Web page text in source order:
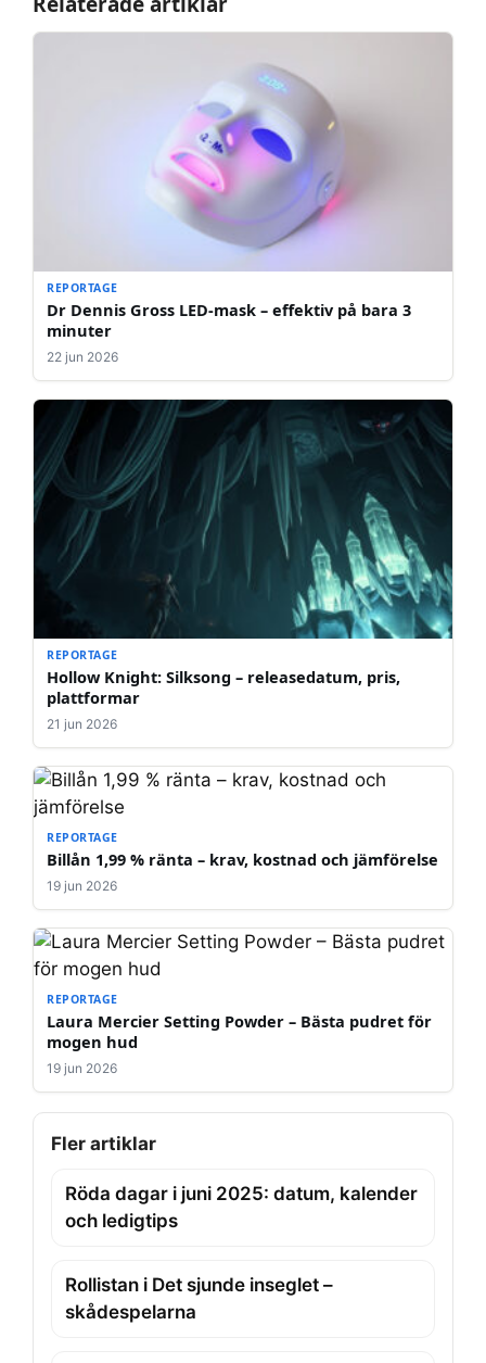
REPORTAGE
Dr Dennis Gross LED-mask – effektiv på bara 3
minuter
22 jun 2026
REPORTAGE
Hollow Knight: Silksong – releasedatum, pris,
plattformar
21 jun 2026
REPORTAGE
Billån 1,99 % ränta – krav, kostnad och jämförelse
19 jun 2026
REPORTAGE
Laura Mercier Setting Powder – Bästa pudret för
mogen hud
19 jun 2026
Fler artiklar
Röda dagar i juni 2025: datum, kalender
och ledigtips
Rollistan i Det sjunde inseglet –
skådespelarna